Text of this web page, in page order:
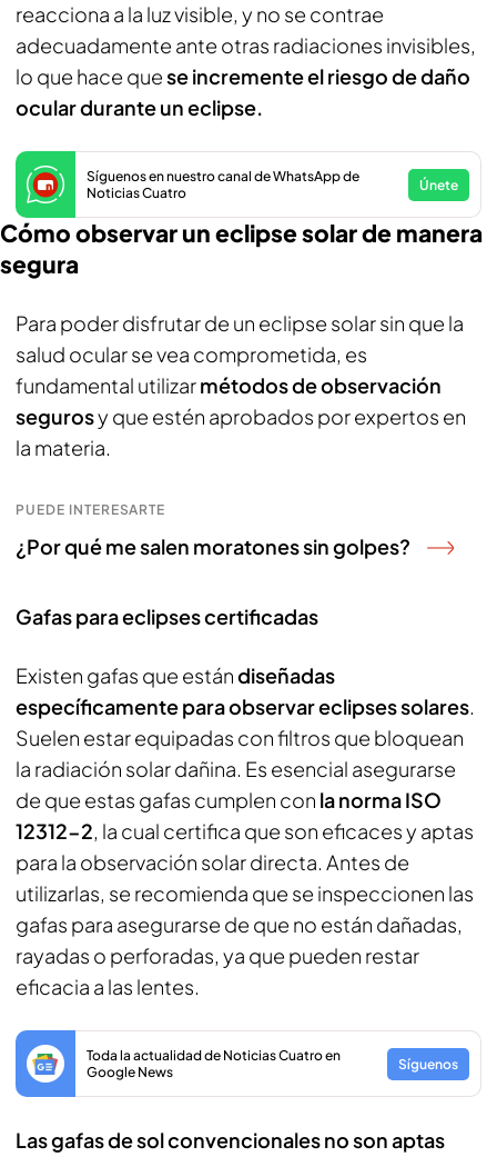
reacciona a la luz visible, y no se contrae
adecuadamente ante otras radiaciones invisibles,
lo que hace quese incremente el riesgo de daño
ocular durante un eclipse.
Síguenos en nuestro canal de WhatsApp de
Noticias Cuatro
Únete
Cómo observar un eclipse solar de manera
segura
Para poder disfrutar de un eclipse solar sin que la
salud ocular se vea comprometida, es
fundamental utilizarmétodos de observación
segurosy que estén aprobados por expertos en
la materia.
PUEDE INTERESARTE
¿Por qué me salen moratones sin golpes?
Gafas para eclipses certificadas
Existen gafas que estándiseñadas
específicamente para observar eclipses solares.
Suelen estar equipadas con filtros que bloquean
la radiación solar dañina. Es esencial asegurarse
de que estas gafas cumplen con la norma ISO
12312-2, la cual certifica que son eficaces y aptas
para la observación solar directa. Antes de
utilizarlas, se recomienda que se inspeccionen las
gafas para asegurarse de que no están dañadas,
rayadas o perforadas, ya que pueden restar
eficacia a las lentes.
Toda la actualidad de Noticias Cuatro en
Google News
Síguenos
Las gafas de sol convencionales no son aptas